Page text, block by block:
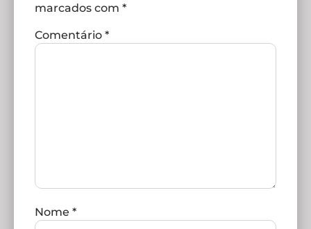
marcados com *
Comentário *
Nome *